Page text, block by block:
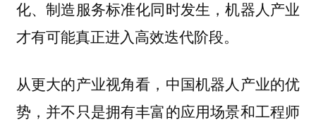
化、制造服务标准化同时发生，机器人产业
才有可能真正进入高效迭代阶段。
从更大的产业视角看，中国机器人产业的优
势，并不只是拥有丰富的应用场景和工程师